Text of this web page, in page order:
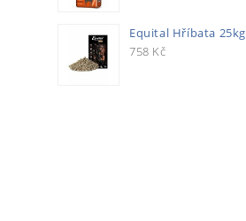
Equital Hříbata 25kg
758 Kč